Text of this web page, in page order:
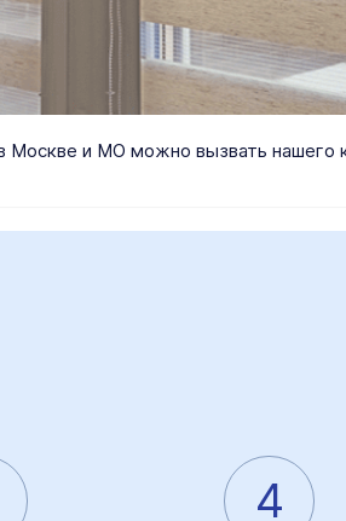
Москве и МО можно вызвать нашего
4